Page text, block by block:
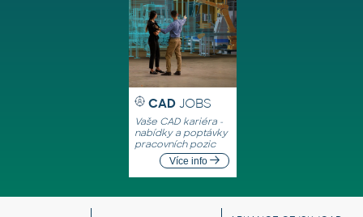
CAD JOBS
Vaše CAD kariéra -
nabídky a poptávky
pracovních pozic
Více info